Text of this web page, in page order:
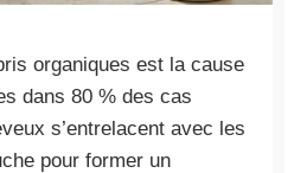
organiques est la cause
dans 80 % des cas
s’entrelacent avec les
pour former un